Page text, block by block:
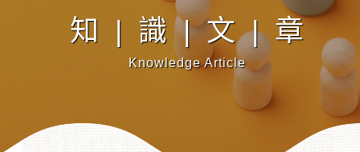
知|識|文|章
Knowledge Article